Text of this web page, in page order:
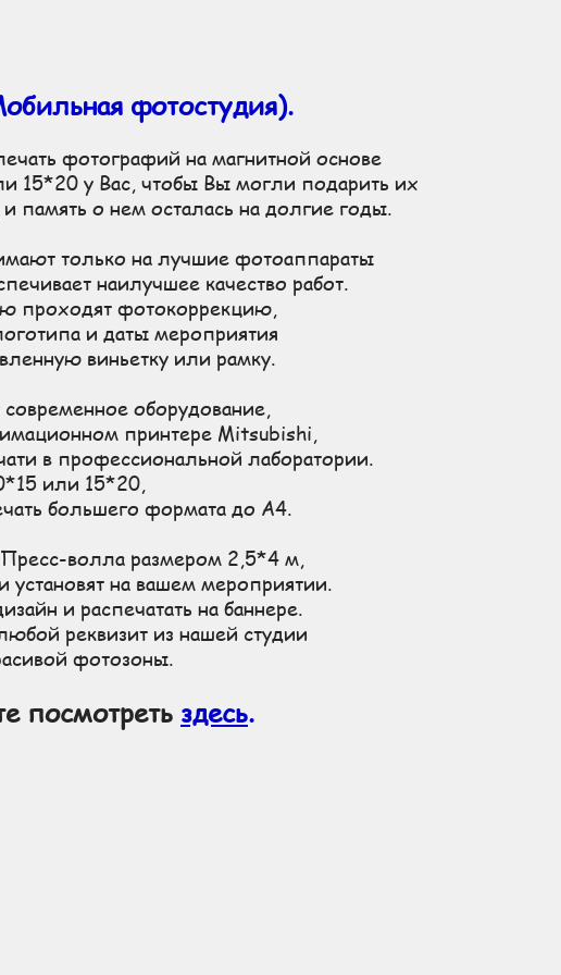
фотостудия).
фотографий на магнитной основе
15*20 у Вас, чтобы Вы могли подарить их
память о нем осталась на долгие годы.
только на лучшие фотоаппараты
наилучшее качество работ.
проходят фотокоррекцию,
и даты мероприятия
виньетку или рамку.
оборудование,
принтере Mitsubishi,
в профессиональной лаборатории.
или 15*20,
большего формата до А4.
волла размером 2,5*4 м,
установят на вашем мероприятии.
и распечатать на баннере.
реквизит из нашей студии
фотозоны.
посмотреть здесь.